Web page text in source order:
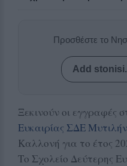
Προσθέστε το
Add
Ξεκινούν οι εγγραφές
Ευκαιρίας ΣΔΕ
Καλλονή για το έτος
Το Σχολείο Δεύτερης